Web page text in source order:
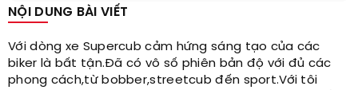
NỘI DUNG BÀI VIẾT
Với dòng xe Supercub cảm hứng sáng tạo của các
biker là bất tận.Đã có vô số phiên bản độ với đủ các
phong cách,từ bobber,streetcub đến sport.Với tôi